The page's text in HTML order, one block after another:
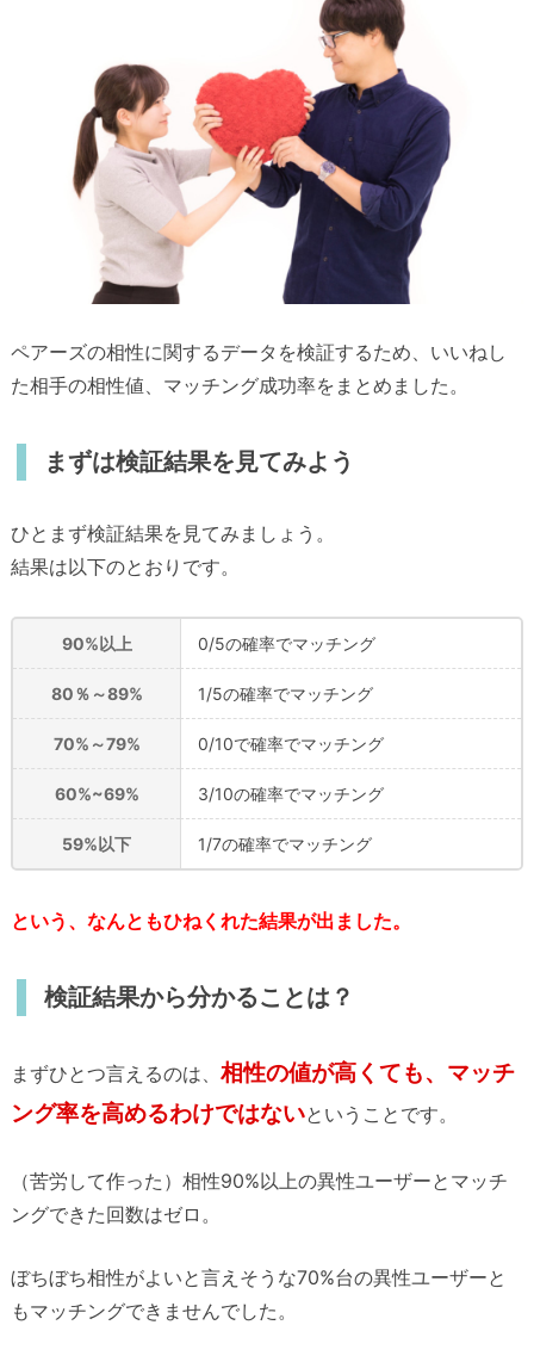
ペアーズの相性に関するデータを検証するため、いいねし
た相手の相性値、マッチング成功率をまとめました。
まずは検証結果を見てみよう
ひとまず検証結果を見てみましょう。
結果は以下のとおりです。
90%以上 0/5の確率でマッチング
80％～89% 1/5の確率でマッチング
70%～79% 0/10で確率でマッチング
60%~69% 3/10の確率でマッチング
59%以下 1/7の確率でマッチング
という、なんともひねくれた結果が出ました。
検証結果から分かることは？
まずひとつ言えるのは、 相性の値が高くても、マッチ
ング率を高めるわけではないということです。
（苦労して作った）相性90%以上の異性ユーザーとマッチ
ングできた回数はゼロ。
ぼちぼち相性がよいと言えそうな70%台の異性ユーザーと
もマッチングできませんでした。